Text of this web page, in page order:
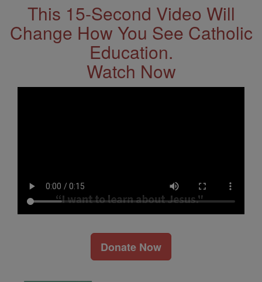
This 15-Second Video Will
Change How You See Catholic
Education.
Watch Now
Donate Now